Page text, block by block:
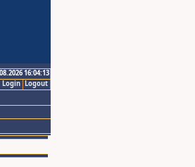
16:04:13
Logout
Login